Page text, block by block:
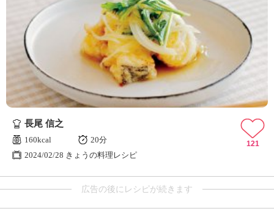
長尾 信之
160kcal
20分
2024/02/28 きょうの料理レシピ
121
広告の後にレシピが続きます